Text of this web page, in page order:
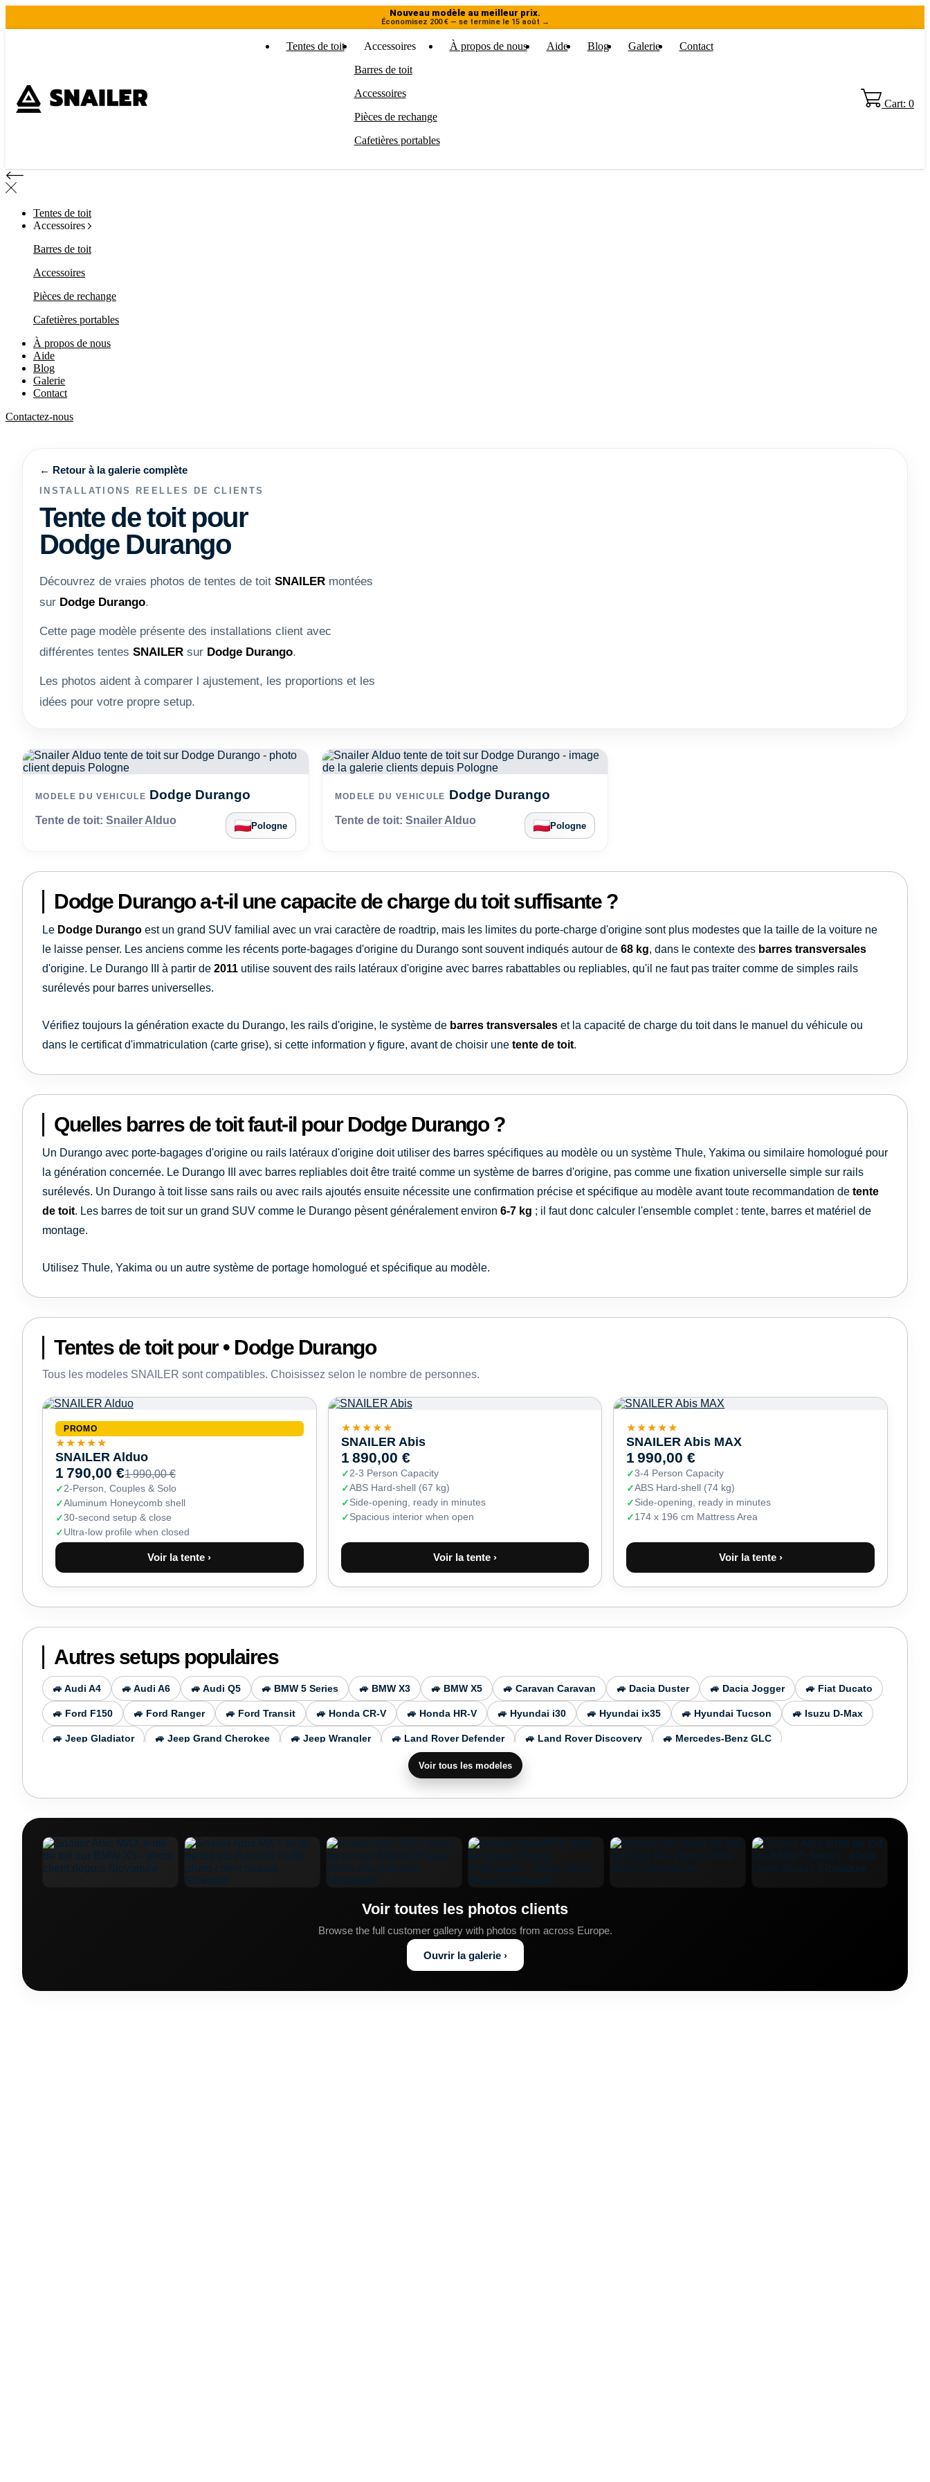
Nouveau modèle au meilleur prix.
Économisez 200 € — se termine le 15 août →
Tentes de toit
Accessoires
Barres de toit
Accessoires
Pièces de rechange
Cafetières portables
À propos de nous Aide Blog Galerie Contact
Cart: 0
Tentes de toit
Accessoires
Barres de toit
Accessoires
Pièces de rechange
Cafetières portables
À propos de nous
Aide
Blog
Galerie
Contact
Contactez-nous
← Retour à la galerie complète
INSTALLATIONS REELLES DE CLIENTS
Tente de toit pour
Dodge Durango
Découvrez de vraies photos de tentes de toit SNAILER montées
sur Dodge Durango.
Cette page modèle présente des installations client avec
différentes tentes SNAILER sur Dodge Durango.
Les photos aident à comparer l ajustement, les proportions et les
idées pour votre propre setup.
MODELE DU VEHICULE Dodge Durango
Tente de toit: Snailer Alduo Pologne
MODELE DU VEHICULE Dodge Durango
Tente de toit: Snailer Alduo Pologne
Dodge Durango a-t-il une capacite de charge du toit suffisante ?
Le Dodge Durango est un grand SUV familial avec un vrai caractère de roadtrip, mais les limites du porte-charge d'origine sont plus modestes que la taille de la voiture ne
le laisse penser. Les anciens comme les récents porte-bagages d'origine du Durango sont souvent indiqués autour de 68 kg, dans le contexte des barres transversales
d'origine. Le Durango III à partir de 2011 utilise souvent des rails latéraux d'origine avec barres rabattables ou repliables, qu'il ne faut pas traiter comme de simples rails
surélevés pour barres universelles.
Vérifiez toujours la génération exacte du Durango, les rails d'origine, le système de barres transversales et la capacité de charge du toit dans le manuel du véhicule ou
dans le certificat d'immatriculation (carte grise), si cette information y figure, avant de choisir une tente de toit.
Quelles barres de toit faut-il pour Dodge Durango ?
Un Durango avec porte-bagages d'origine ou rails latéraux d'origine doit utiliser des barres spécifiques au modèle ou un système Thule, Yakima ou similaire homologué pour
la génération concernée. Le Durango III avec barres repliables doit être traité comme un système de barres d'origine, pas comme une fixation universelle simple sur rails
surélevés. Un Durango à toit lisse sans rails ou avec rails ajoutés ensuite nécessite une confirmation précise et spécifique au modèle avant toute recommandation de tente
de toit. Les barres de toit sur un grand SUV comme le Durango pèsent généralement environ 6-7 kg ; il faut donc calculer l'ensemble complet : tente, barres et matériel de
montage.
Utilisez Thule, Yakima ou un autre système de portage homologué et spécifique au modèle.
Tentes de toit pour • Dodge Durango
Tous les modeles SNAILER sont compatibles. Choisissez selon le nombre de personnes.
PROMO
★★★★★
SNAILER Alduo
1 790,00 €1 990,00 €
2-Person, Couples & Solo
Aluminum Honeycomb shell
30-second setup & close
Ultra-low profile when closed
Voir la tente ›
★★★★★
SNAILER Abis
1 890,00 €
2-3 Person Capacity
ABS Hard-shell (67 kg)
Side-opening, ready in minutes
Spacious interior when open
Voir la tente ›
★★★★★
SNAILER Abis MAX
1 990,00 €
3-4 Person Capacity
ABS Hard-shell (74 kg)
Side-opening, ready in minutes
174 x 196 cm Mattress Area
Voir la tente ›
Autres setups populaires
🚙 Audi A4 🚙 Audi A6 🚙 Audi Q5 🚙 BMW 5 Series 🚙 BMW X3 🚙 BMW X5 🚙 Caravan Caravan 🚙 Dacia Duster 🚙 Dacia Jogger 🚙 Fiat Ducato
🚙 Ford F150 🚙 Ford Ranger 🚙 Ford Transit 🚙 Honda CR-V 🚙 Honda HR-V 🚙 Hyundai i30 🚙 Hyundai ix35 🚙 Hyundai Tucson 🚙 Isuzu D-Max
🚙 Jeep Gladiator 🚙 Jeep Grand Cherokee 🚙 Jeep Wrangler 🚙 Land Rover Defender 🚙 Land Rover Discovery 🚙 Mercedes-Benz GLC
🚙 Mercedes Benz E Class 🚙 Mercedes Benz GLB
🚙 Skoda Kodiaq 🚙 Skoda Superb 🚙 Skoda Yeti 🚙 Subaru Outback 🚙 Subaru XV 🚙 Suzuki Jimny 🚙 Suzuki S-Cross 🚙 Suzuki Vitara
🚙 Toyota Auris 🚙 Toyota FJ Cruiser 🚙 Toyota Highlander 🚙 Toyota Hilux 🚙 Toyota Land Cruiser 🚙 Toyota Proace 🚙 Toyota RAV4
🚙 Volkswagen Amarok 🚙 Volkswagen Caddy 🚙 Volkswagen Golf 🚙 Volkswagen Multivan
🚙 Volkswagen Touran 🚙 Volkswagen Transporter
Voir tous les modeles
Voir toutes les photos clients
Browse the full customer gallery with photos from across Europe.
Ouvrir la galerie ›